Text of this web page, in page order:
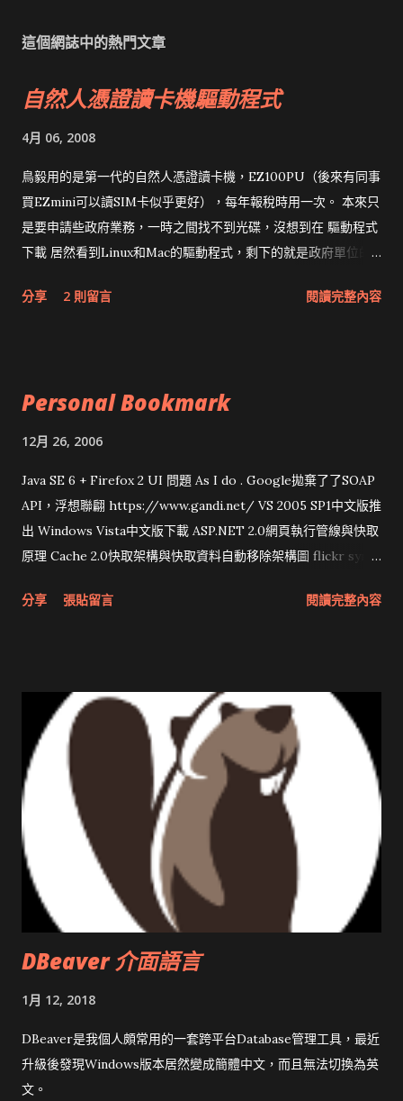
這個網誌中的熱門文章
自然人憑證讀卡機驅動程式
4月 06, 2008
鳥毅用的是第一代的自然人憑證讀卡機，EZ100PU（後來有同事
買EZmini可以讀SIM卡似乎更好），每年報稅時用一次。 本來只
是要申請些政府業務，一時之間找不到光碟，沒想到在 驅動程式
下載 居然看到Linux和Mac的驅動程式，剩下的就是政府單位的
分享 2 則留言 閱讀完整內容
Personal Bookmark
12月 26, 2006
Java SE 6 + Firefox 2 UI 問題 As I do . Google拋棄了了SOAP
API，浮想聯翩 https://www.gandi.net/ VS 2005 SP1中文版推
出 Windows Vista中文版下載 ASP.NET 2.0網頁執行管線與快取
原理 Cache 2.0快取架構與快取資料自動移除架構圖 flickr sync
圖治推動改革 Wait and see 國內某SOC疑遭駭客入侵 大砲開講
分享 張貼留言 閱讀完整內容
DBeaver 介面語言
1月 12, 2018
DBeaver是我個人頗常用的一套跨平台Database管理工具，最近
升級後發現Windows版本居然變成簡體中文，而且無法切換為英
文。